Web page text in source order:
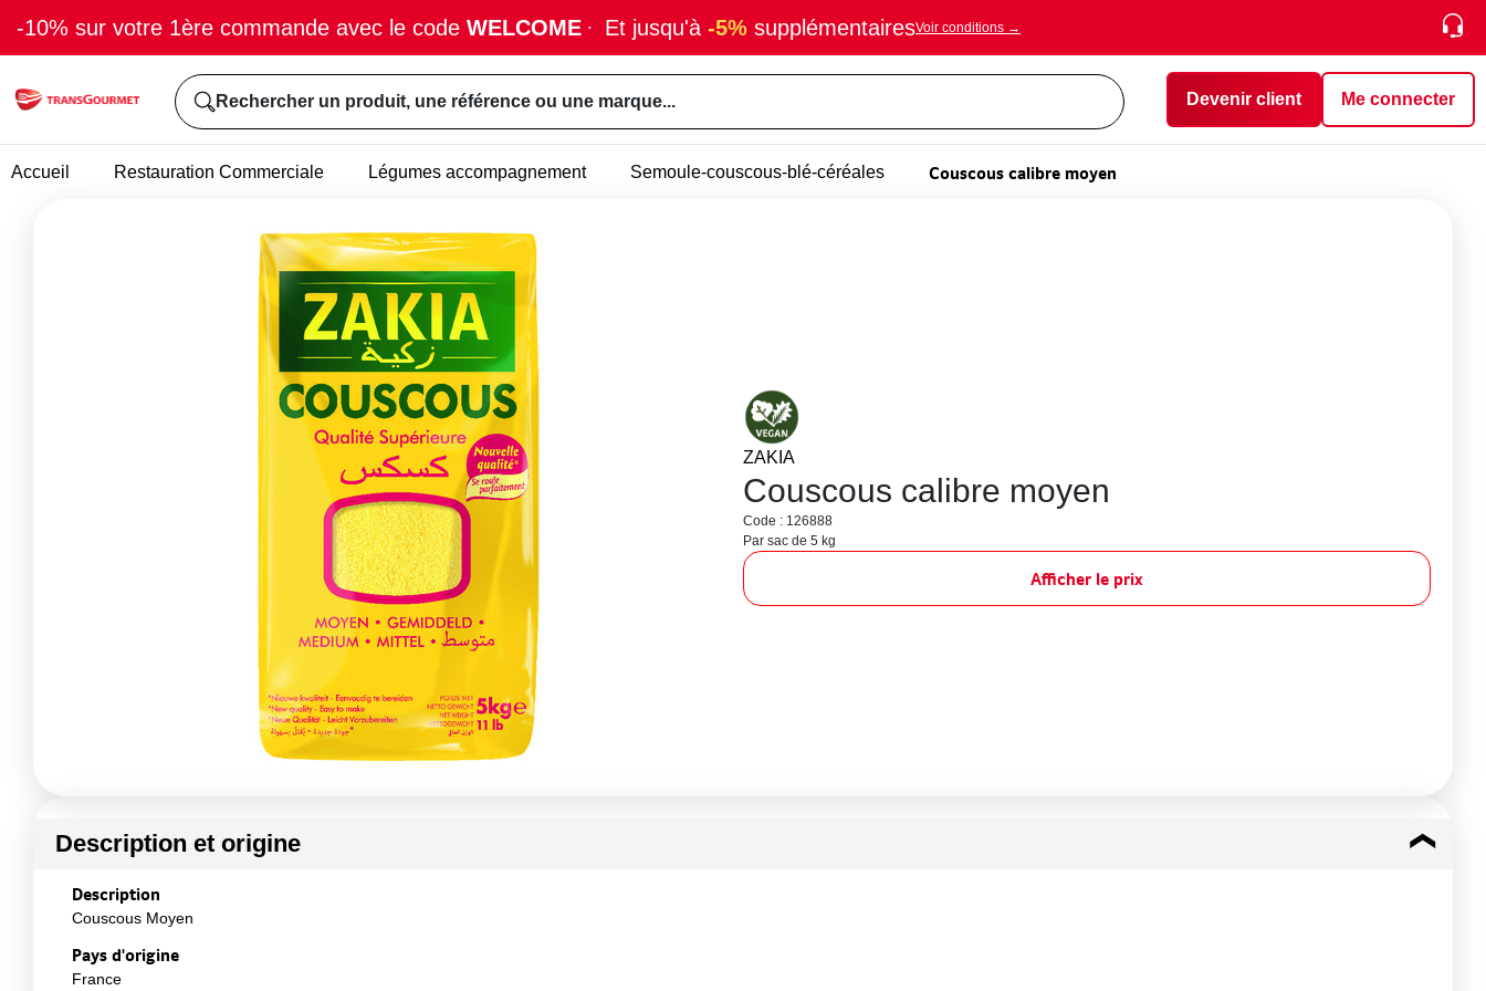
-10% sur votre 1ère commande avec le code WELCOME · Et jusqu'à -5% supplémentairesVoir conditions →
Rechercher un produit, une référence ou une marque... Devenir client Me connecter
Accueil Restauration Commerciale Légumes accompagnement Semoule-couscous-blé-céréales Couscous calibre moyen
ZAKIA
Couscous calibre moyen
Code : 126888
Par sac de 5 kg
Afficher le prix
Description et origine
Description
Couscous Moyen
Pays d'origine
France